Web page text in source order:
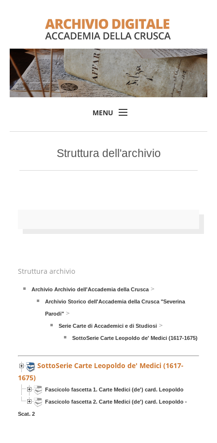
MENU
L'Archivio
Struttura dell'archivio
Struttura archivio
Archivio Archivio dell'Accademia della Crusca>
Archivio Storico dell'Accademia della Crusca "Severina
Parodi">
Serie Carte di Accademici e di Studiosi>
SottoSerie Carte Leopoldo de' Medici (1617-1675)
SottoSerie Carte Leopoldo de' Medici (1617-
1675)
Fascicolo fascetta 1. Carte Medici (de') card. Leopoldo
Fascicolo fascetta 2. Carte Medici (de') card. Leopoldo -
Scat. 2